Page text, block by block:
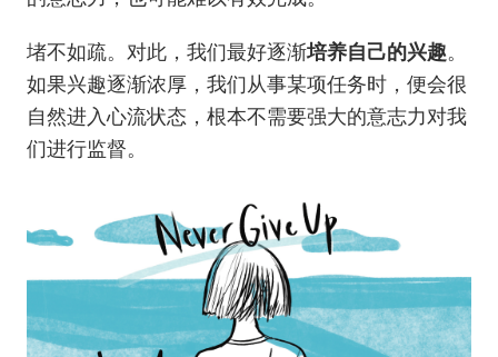
堵不如疏。对此，我们最好逐渐培养自己的兴趣。
如果兴趣逐渐浓厚，我们从事某项任务时，便会很
自然进入心流状态，根本不需要强大的意志力对我
们进行监督。